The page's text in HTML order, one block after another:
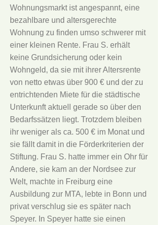
Wohnungsmarkt ist angespannt, eine
bezahlbare und altersgerechte
Wohnung zu finden umso schwerer mit
einer kleinen Rente. Frau S. erhält
keine Grundsicherung oder kein
Wohngeld, da sie mit ihrer Altersrente
von netto etwas über 900 € und der zu
entrichtenden Miete für die städtische
Unterkunft aktuell gerade so über den
Bedarfssätzen liegt. Trotzdem bleiben
ihr weniger als ca. 500 € im Monat und
sie fällt damit in die Förderkriterien der
Stiftung. Frau S. hatte immer ein Ohr für
Andere, sie kam an der Nordsee zur
Welt, machte in Freiburg eine
Ausbildung zur MTA, lebte in Bonn und
privat verschlug sie es später nach
Speyer. In Speyer hatte sie einen